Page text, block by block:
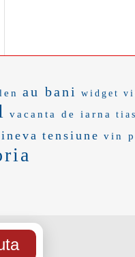
au bani widget
vacanta de iarna tias
tensiune vin